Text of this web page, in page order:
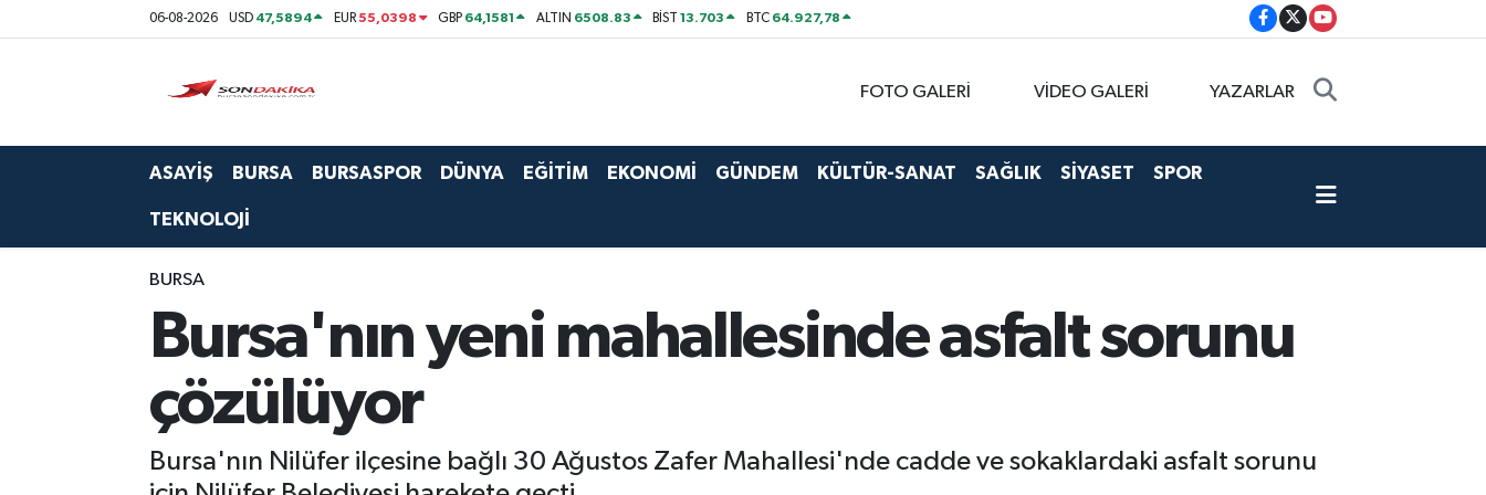
06-08-2026 USD 47,5894 EUR55,0398 GBP 64,1581 ALTIN 6508.83 BİST13.703 BTC 64.927,78
FOTO GALERİ VİDEO GALERİ YAZARLAR
ASAYİŞ BURSA BURSASPOR DÜNYA EĞİTİM EKONOMİ GÜNDEM KÜLTÜR-SANAT SAĞLIK SİYASET SPOR
TEKNOLOJİ
BURSA
Bursa'nın yeni mahallesinde asfalt sorunu
çözülüyor
Bursa'nın Nilüfer ilçesine bağlı 30 Ağustos Zafer Mahallesi'nde cadde ve sokaklardaki asfalt sorunu
Ekonomi
Foto Galeri